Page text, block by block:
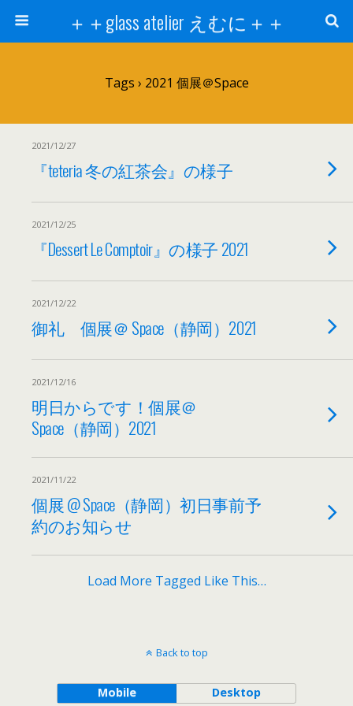
＋＋glass atelier えむに＋＋
Tags › 2021 個展＠Space
2021/12/27
『teteria 冬の紅茶会』の様子
2021/12/25
『Dessert Le Comptoir』の様子 2021
2021/12/22
御礼 個展＠ Space（静岡）2021
2021/12/16
明日からです！個展＠
Space（静岡）2021
2021/11/22
個展 @ Space（静岡）初日事前予
約のお知らせ
Load More Tagged Like This…
Back to top
Mobile Desktop